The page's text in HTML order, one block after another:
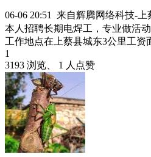
06-06 20:51 来自辉腾网络科技-上
本人招聘长期电焊工，专业做活
工作地点在上蔡县城东3公里工资
1
3193 浏览、 1 人点赞